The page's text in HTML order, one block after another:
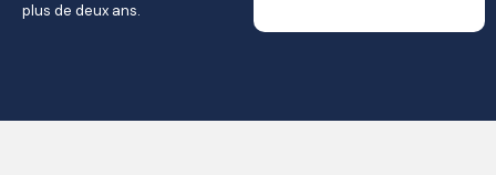
plus de deux ans.